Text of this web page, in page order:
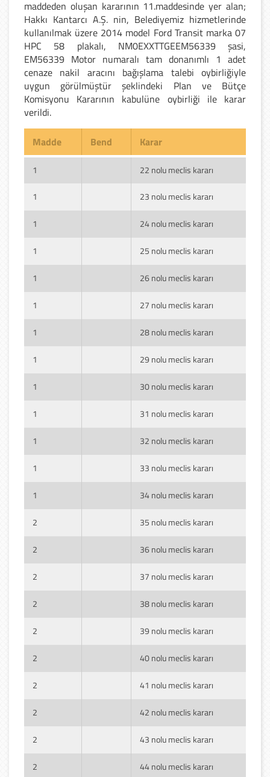
maddeden oluşan kararının 11.maddesinde yer alan;
Hakkı Kantarcı A.Ş. nin, Belediyemiz hizmetlerinde
kullanılmak üzere 2014 model Ford Transit marka 07
HPC 58 plakalı, NM0EXXTTGEEM56339 şasi,
EM56339 Motor numaralı tam donanımlı 1 adet
cenaze nakil aracını bağışlama talebi oybirliğiyle
uygun görülmüştür şeklindeki Plan ve Bütçe
Komisyonu Kararının kabulüne oybirliği ile karar
verildi.
Madde Bend Karar
1 22 nolu meclis kararı
1 23 nolu meclis kararı
1 24 nolu meclis kararı
1 25 nolu meclis kararı
1 26 nolu meclis kararı
1 27 nolu meclis kararı
1 28 nolu meclis kararı
1 29 nolu meclis kararı
1 30 nolu meclis kararı
1 31 nolu meclis kararı
1 32 nolu meclis kararı
1 33 nolu meclis kararı
1 34 nolu meclis kararı
2 35 nolu meclis kararı
2 36 nolu meclis kararı
2 37 nolu meclis kararı
2 38 nolu meclis kararı
2 39 nolu meclis kararı
2 40 nolu meclis kararı
2 41 nolu meclis kararı
2 42 nolu meclis kararı
2 43 nolu meclis kararı
2 44 nolu meclis kararı